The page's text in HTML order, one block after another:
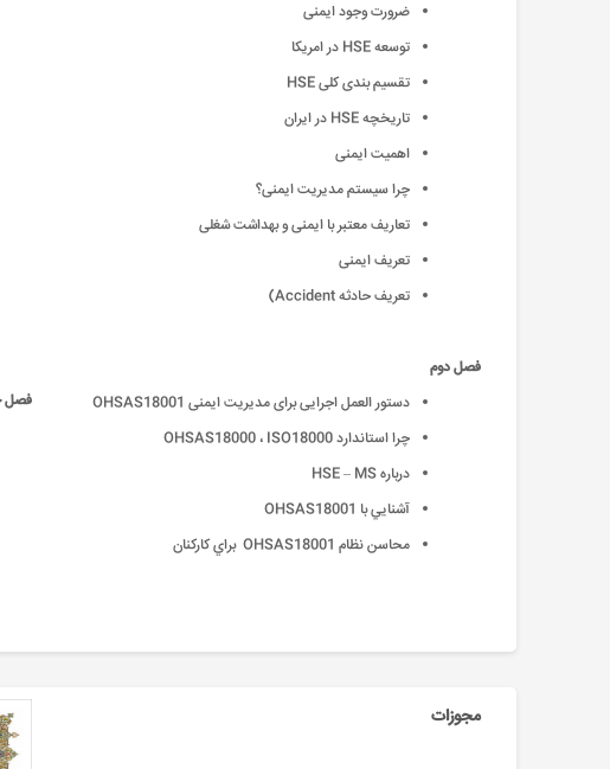
ضرورت وجود ایمنی
توسعه HSE در امريكا
تقسیم بندی کلی HSE
تاريخچه HSE در ايران
اهمیت ایمنی
چرا سیستم مدیریت ایمنی؟
تعاریف معتبر با ایمنی و بهداشت شغلی
تعریف ایمنی
تعریف حادثه Accident)
فصل دوم
دستور العمل اجرایی برای مدیریت ایمنی OHSAS18001
چرا استاندارد OHSAS18000 ، ISO18000
درباره HSE – MS
آشنايي با OHSAS18001
محاسن نظام OHSAS18001 براي كاركنان
فصل
مجوزات